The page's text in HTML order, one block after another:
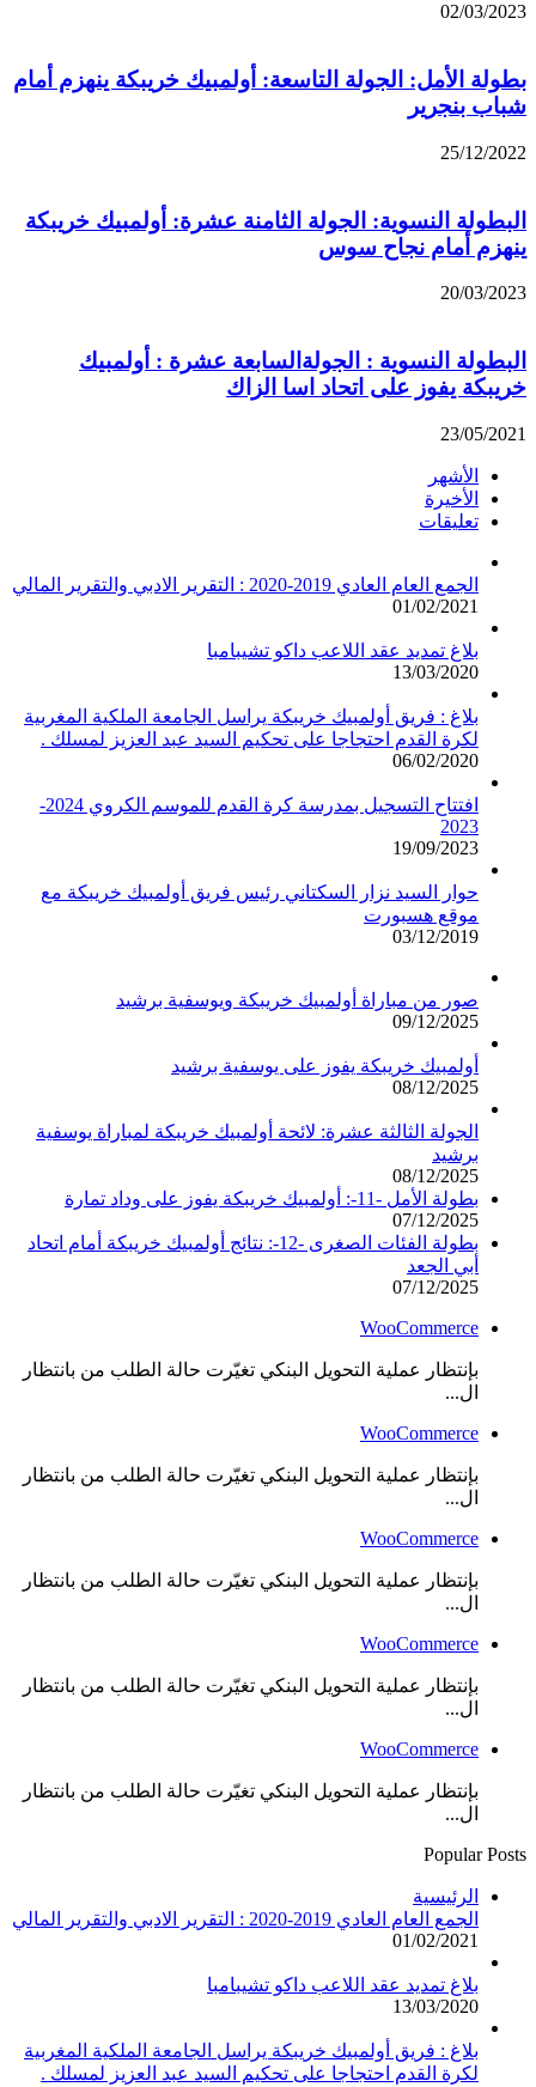
02/03/2023
بطولة الأمل: الجولة التاسعة: أولمبيك خريبكة ينهزم أمام
شباب بنجرير
25/12/2022
البطولة النسوية: الجولة الثامنة عشرة: أولمبيك خريبكة
ينهزم أمام نجاح سوس
20/03/2023
البطولة النسوية : الجولةالسابعة عشرة : أولمبيك
خريبكة يفوز على اتحاد اسا الزاك
23/05/2021
الأشهر
الأخيرة
تعليقات
الجمع العام العادي 2019-2020 : التقرير الادبي والتقرير المالي
01/02/2021
بلاغ تمديد عقد اللاعب داكو تشيبامبا
13/03/2020
بلاغ : فريق أولمبيك خريبكة يراسل الجامعة الملكية المغربية
لكرة القدم احتجاجا على تحكيم السيد عبد العزيز لمسلك .
06/02/2020
افتتاح التسجيل بمدرسة كرة القدم للموسم الكروي 2024-
2023
19/09/2023
حوار السيد نزار السكتاني رئيس فريق أولمبيك خريبكة مع
موقع هسبورت
03/12/2019
صور من مباراة أولمبيك خريبكة ويوسفية برشيد
09/12/2025
أولمبيك خريبكة يفوز على يوسفية برشيد
08/12/2025
الجولة الثالثة عشرة: لائحة أولمبيك خريبكة لمباراة يوسفية
برشيد
08/12/2025
بطولة الأمل -11-: أولمبيك خريبكة يفوز على وداد تمارة
07/12/2025
بطولة الفئات الصغرى -12-: نتائج أولمبيك خريبكة أمام اتحاد
أبي الجعد
07/12/2025
WooCommerce
بإنتظار عملية التحويل البنكي تغيّرت حالة الطلب من بانتظار
ال...
WooCommerce
بإنتظار عملية التحويل البنكي تغيّرت حالة الطلب من بانتظار
ال...
WooCommerce
بإنتظار عملية التحويل البنكي تغيّرت حالة الطلب من بانتظار
ال...
WooCommerce
بإنتظار عملية التحويل البنكي تغيّرت حالة الطلب من بانتظار
ال...
WooCommerce
بإنتظار عملية التحويل البنكي تغيّرت حالة الطلب من بانتظار
ال...
Popular Posts
الرئيسية
الجمع العام العادي 2019-2020 : التقرير الادبي والتقرير المالي
01/02/2021
بلاغ تمديد عقد اللاعب داكو تشيبامبا
13/03/2020
بلاغ : فريق أولمبيك خريبكة يراسل الجامعة الملكية المغربية
لكرة القدم احتجاجا على تحكيم السيد عبد العزيز لمسلك .